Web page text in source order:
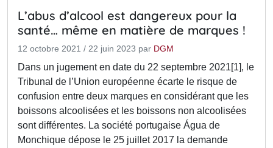
L’abus d’alcool est dangereux pour la
santé… même en matière de marques !
12 octobre 2021 / 22 juin 2023 par DGM
Dans un jugement en date du 22 septembre 2021[1], le
Tribunal de l’Union européenne écarte le risque de
confusion entre deux marques en considérant que les
boissons alcoolisées et les boissons non alcoolisées
sont différentes. La société portugaise Água de
Monchique dépose le 25 juillet 2017 la demande